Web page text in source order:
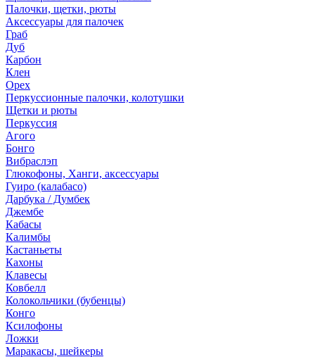
Палочки, щетки, рюты
Аксессуары для палочек
Граб
Дуб
Карбон
Клен
Орех
Перкуссионные палочки, колотушки
Щетки и рюты
Перкуссия
Агого
Бонго
Вибраслэп
Глюкофоны, Ханги, аксессуары
Гуиро (калабасо)
Дарбука / Думбек
Джембе
Кабасы
Калимбы
Кастаньеты
Кахоны
Клавесы
Ковбелл
Колокольчики (бубенцы)
Конго
Ксилофоны
Ложки
Маракасы, шейкеры